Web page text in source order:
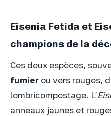
Eisenia Fetida et
champions de la
Ces deux espèces,
fumier ou vers rouges,
lombricompostage. L’
anneaux jaunes et